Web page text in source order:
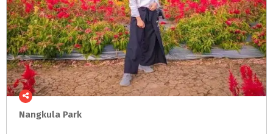
Nangkula Park